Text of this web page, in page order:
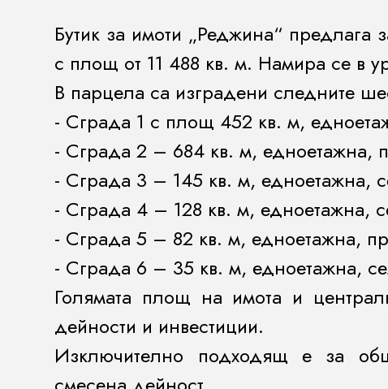
Бутик за имоти „Реджина“
с площ от 11 488 кв. м. Намира се в
В парцела са изградени следните
- Сграда 1 с площ 452 кв. м,
- Сграда 2 – 684 кв. м, едноетажна,
- Сграда 3 – 145 кв. м, едноетажна,
- Сграда 4 – 128 кв. м, едноетажна,
- Сграда 5 – 82 кв. м, едноетажна,
- Сграда 6 – 35 кв. м, едноетажна,
Голямата площ на имота и
дейности и инвестиции.
Изключително подходящ е за